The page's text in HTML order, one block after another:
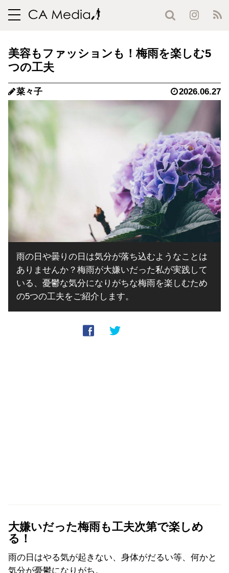
toggle
美容もファッションも！梅雨を楽しむ5
つの工夫
菜々子 2026.06.27
雨の日や曇りの日は気分が落ち込むようなことは
ありませんか？梅雨が大嫌いだった私が実践して
いる、憂鬱な気分になりがちな梅雨を楽しむため
の5つの工夫をご紹介します。
大嫌いだった梅雨も工夫次第で楽しめ
る！
雨の日はやる気が起きない、身体がだるい等、何かと
気分が憂鬱になりがち。